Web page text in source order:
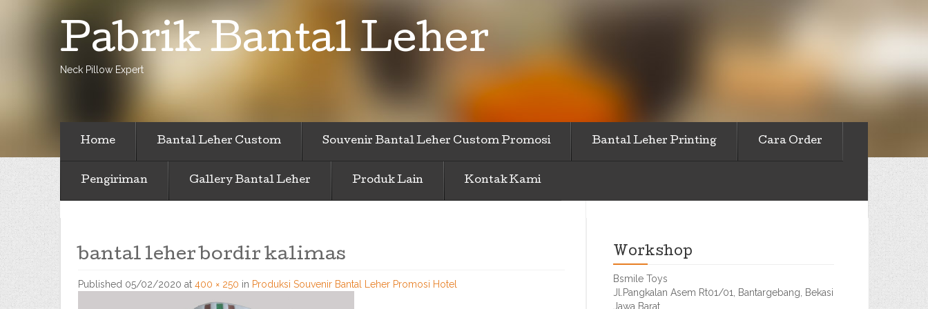
Pabrik Bantal Leher
Neck Pillow Expert
Home Bantal Leher Custom Souvenir Bantal Leher Custom Promosi Bantal Leher Printing Cara Order
Pengiriman Gallery Bantal Leher Produk Lain Kontak Kami
bantal leher bordir kalimas
Published 05/02/2020 at 400 × 250 in Produksi Souvenir Bantal Leher Promosi Hotel
Workshop
Bsmile Toys
Jl.Pangkalan Asem Rt01/01, Bantargebang, Bekasi
Jawa Barat